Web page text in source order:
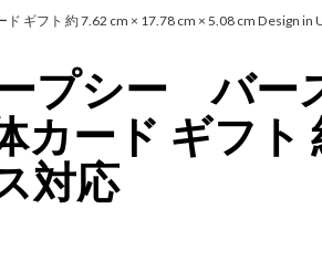
フト 約 7.62 cm × 17.78 cm × 5.08 cm Design in
ープシー バ
ード ギフト
対応